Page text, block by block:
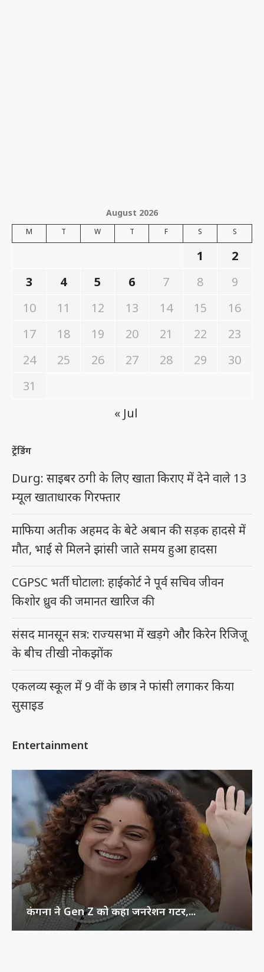
August 2026
M T W T F S S
1
2
3
4 5 6 7 8
9
10
11 12 13 14 15
16
17
18 19 20 21 22
23
24
25 26 27 28 29
30
31
« Jul
ट्रेंडिंग
Durg: साइबर ठगी के लिए खाता किराए में देने वाले 13
म्यूल खाताधारक गिरफ्तार
माफिया अतीक अहमद के बेटे अबान की सड़क हादसे में
मौत, भाई से मिलने झांसी जाते समय हुआ हादसा
CGPSC भर्ती घोटाला: हाईकोर्ट ने पूर्व सचिव जीवन
किशोर ध्रुव की जमानत खारिज की
संसद मानसून सत्र: राज्यसभा में खड़गे और किरेन रिजिजू
के बीच तीखी नोकझोंक
एकलव्य स्कूल में 9 वीं के छात्र ने फांसी लगाकर किया
सुसाइड
Entertainment
कंगना ने Gen Z को कहा जनरेशन गटर,...